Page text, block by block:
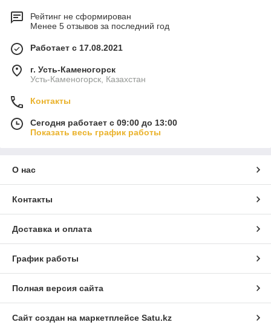
Рейтинг не сформирован
Менее 5 отзывов за последний год
Работает с 17.08.2021
г. Усть-Каменогорск
Усть-Каменогорск, Казахстан
Контакты
Сегодня работает с 09:00 до 13:00
Показать весь график работы
О нас
Контакты
Доставка и оплата
График работы
Полная версия сайта
Сайт создан на маркетплейсе Satu.kz